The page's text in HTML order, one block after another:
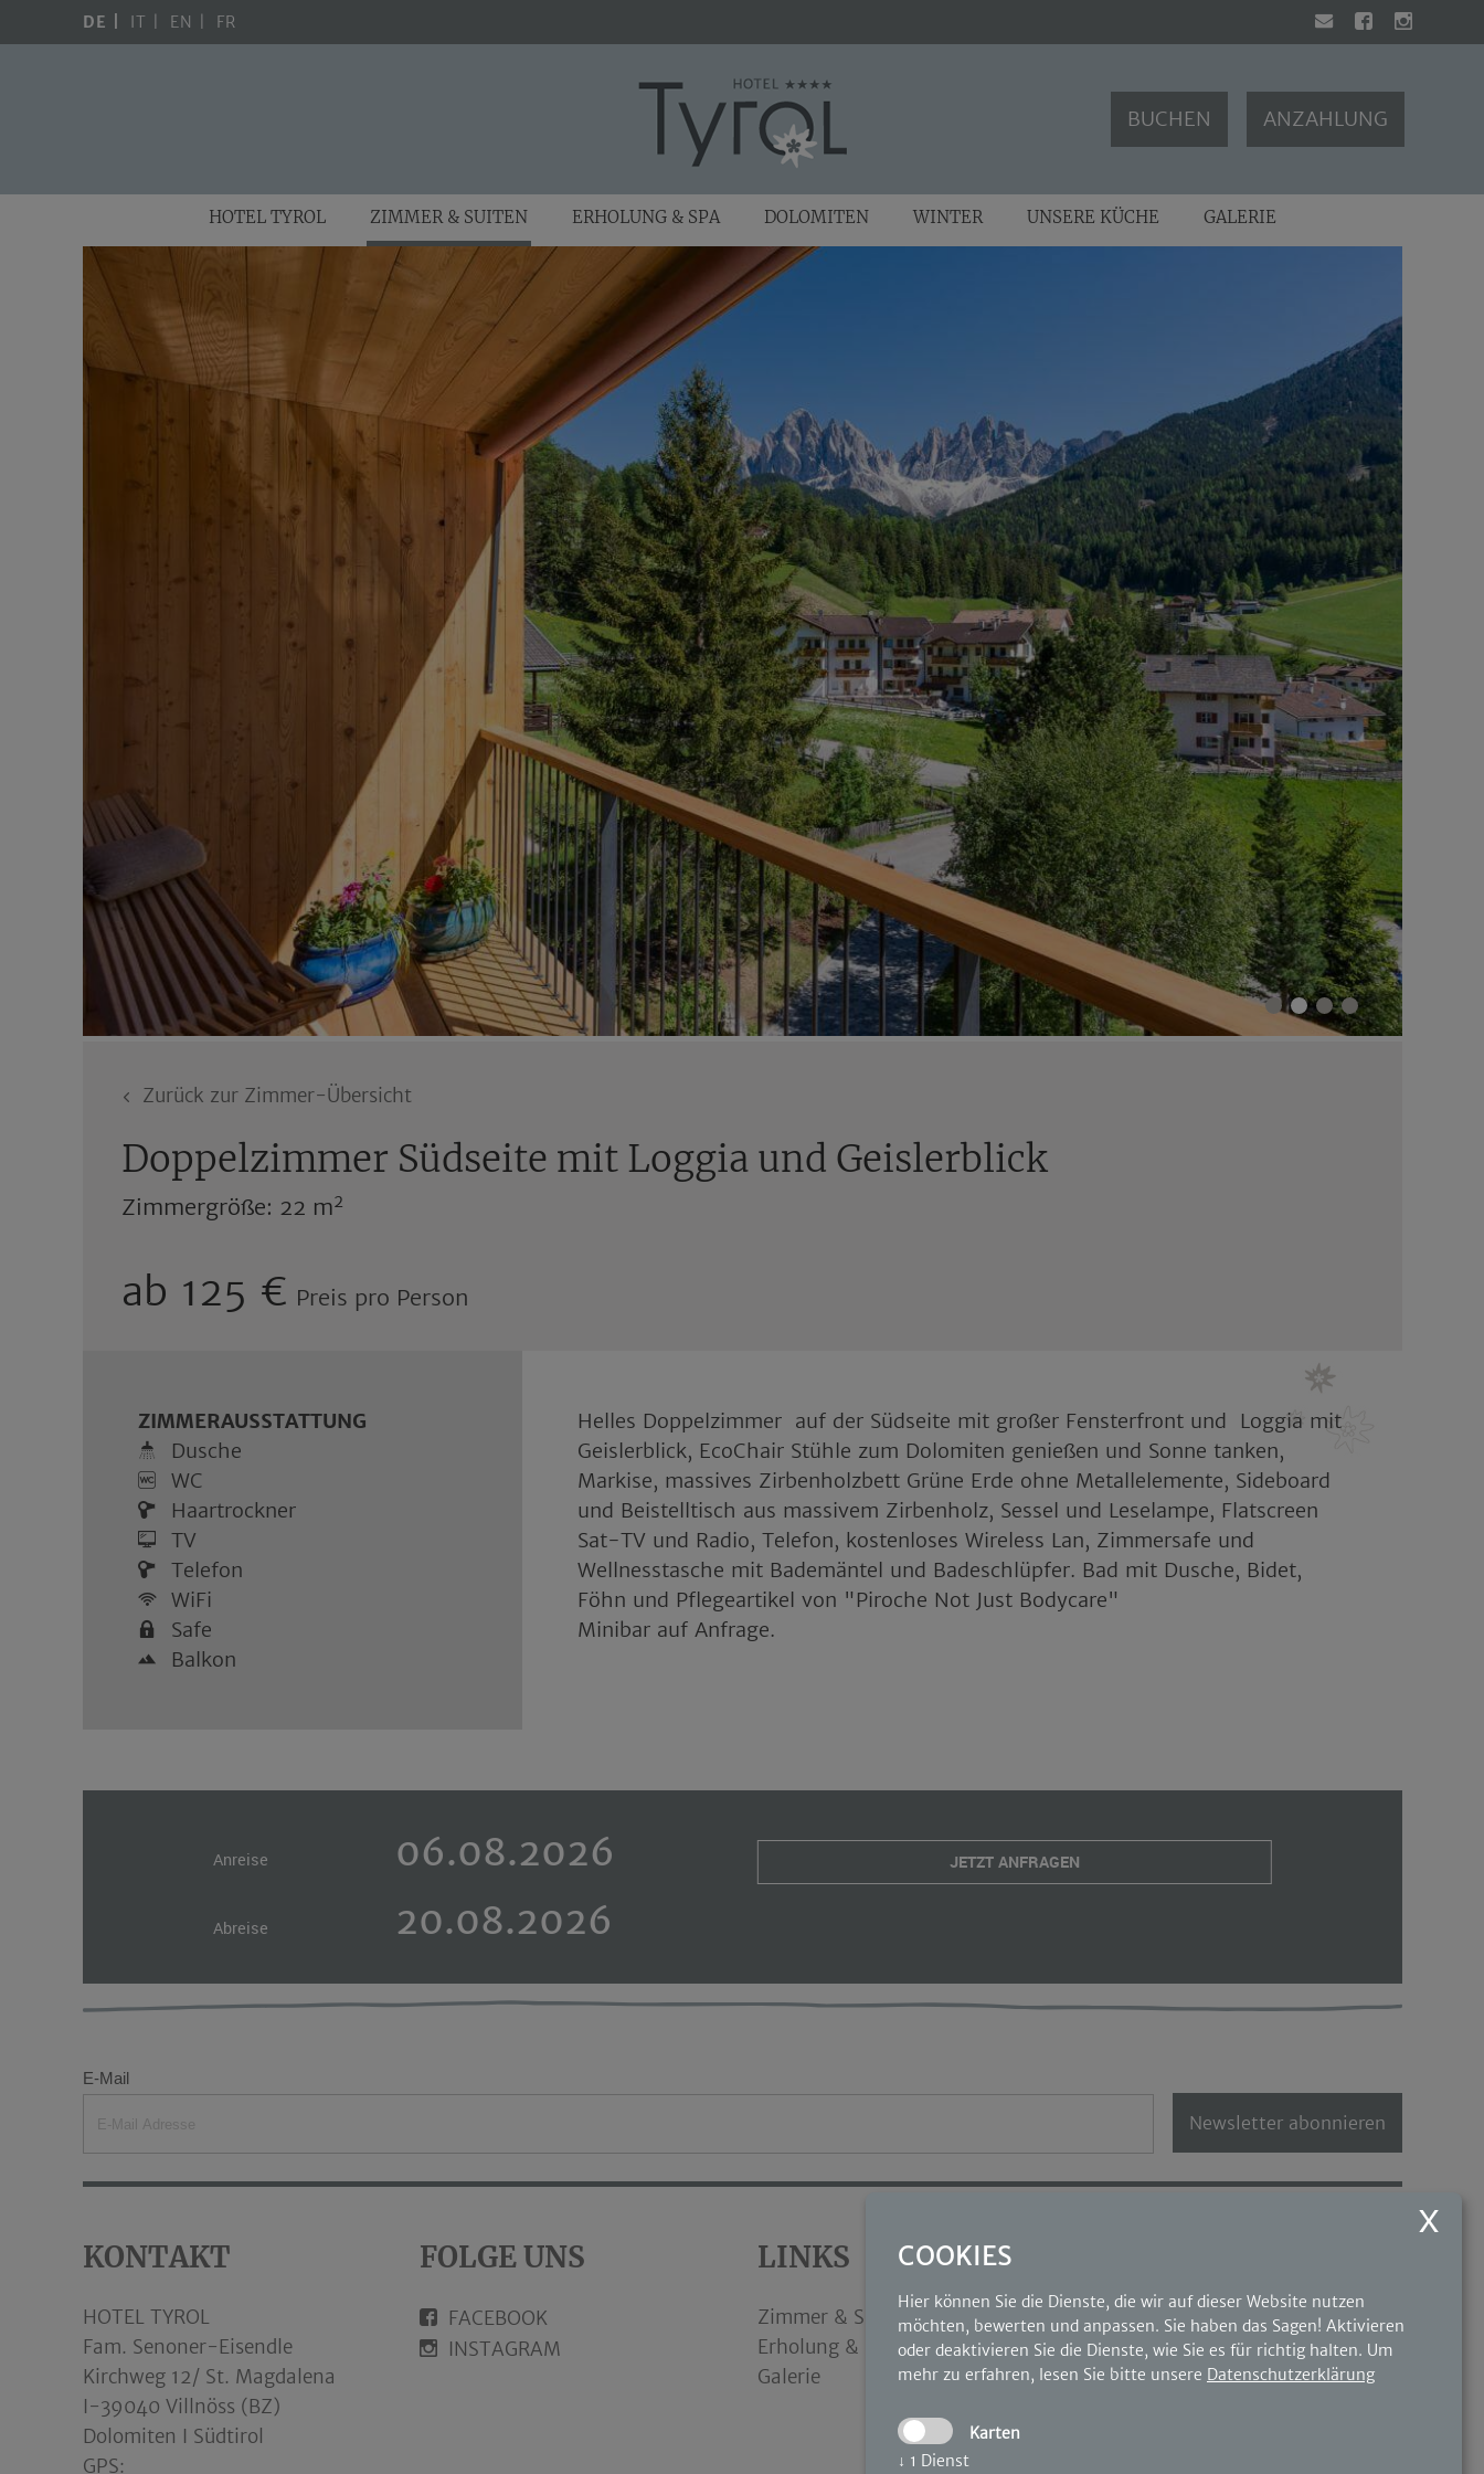
DE IT EN FR
BUCHEN ANZAHLUNG
HOTEL TYROL ZIMMER & SUITEN ERHOLUNG & SPA DOLOMITEN WINTER UNSERE KÜCHE GALERIE
Zurück zur Zimmer-Übersicht
Doppelzimmer Südseite mit Loggia und Geislerblick
Zimmergröße: 22 m2
ab 125 € Preis pro Person
ZIMMERAUSSTATTUNG
Dusche
WC
Haartrockner
TV
Telefon
WiFi
Safe
Balkon
Helles Doppelzimmer auf der Südseite mit großer Fensterfront und Loggia mit
Geislerblick, EcoChair Stühle zum Dolomiten genießen und Sonne tanken,
Markise, massives Zirbenholzbett Grüne Erde ohne Metallelemente, Sideboard
und Beistelltisch aus massivem Zirbenholz, Sessel und Leselampe, Flatscreen
Sat-TV und Radio, Telefon, kostenloses Wireless Lan, Zimmersafe und
Wellnesstasche mit Bademäntel und Badeschlüpfer. Bad mit Dusche, Bidet,
Föhn und Pflegeartikel von "Piroche Not Just Bodycare"
Minibar auf Anfrage.
Anreise
Abreise
JETZT ANFRAGEN
E-Mail
Newsletter abonnieren
KONTAKT
HOTEL TYROL
Fam. Senoner-Eisendle
Kirchweg 12/ St. Magdalena
I-39040 Villnöss (BZ)
Dolomiten I Südtirol
GPS:
FOLGE UNS
FACEBOOK
INSTAGRAM
LINKS
Zimmer & Suiten
Erholung & Spa
Galerie
COOKIES
Hier können Sie die Dienste, die wir auf dieser Website nutzen
möchten, bewerten und anpassen. Sie haben das Sagen! Aktivieren
oder deaktivieren Sie die Dienste, wie Sie es für richtig halten. Um
mehr zu erfahren, lesen Sie bitte unsere Datenschutzerklärung
Karten
↓ 1 Dienst